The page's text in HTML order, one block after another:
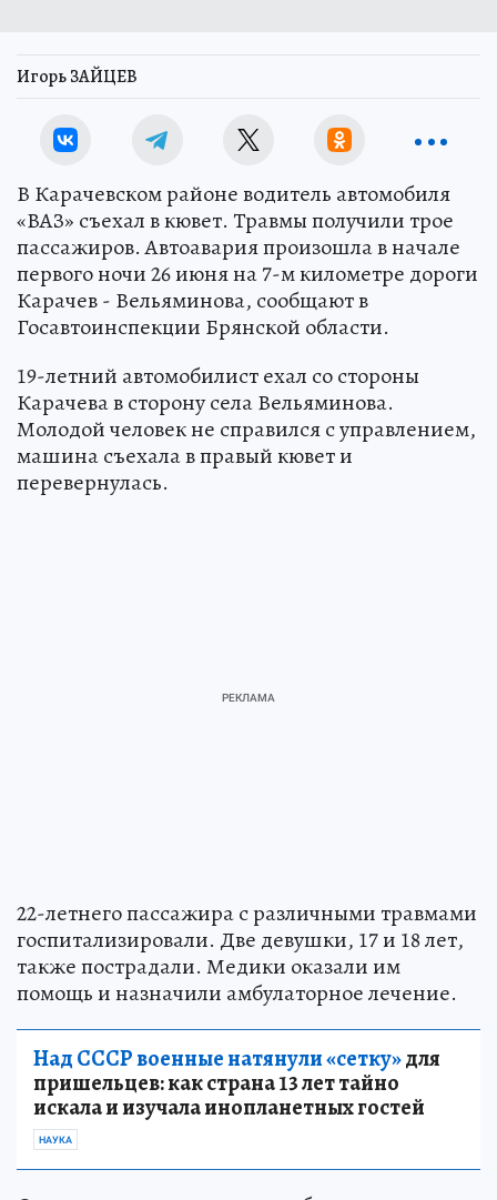
Игорь ЗАЙЦЕВ
В Карачевском районе водитель автомобиля
«ВАЗ» съехал в кювет. Травмы получили трое
пассажиров. Автоавария произошла в начале
первого ночи 26 июня на 7-м километре дороги
Карачев - Вельяминова, сообщают в
Госавтоинспекции Брянской области.
19-летний автомобилист ехал со стороны
Карачева в сторону села Вельяминова.
Молодой человек не справился с управлением,
машина съехала в правый кювет и
перевернулась.
22-летнего пассажира с различными травмами
госпитализировали. Две девушки, 17 и 18 лет,
также пострадали. Медики оказали им
помощь и назначили амбулаторное лечение.
Над СССР военные натянули «сетку»для
пришельцев: как страна 13 лет тайно
искала и изучала инопланетных гостей
НАУКА